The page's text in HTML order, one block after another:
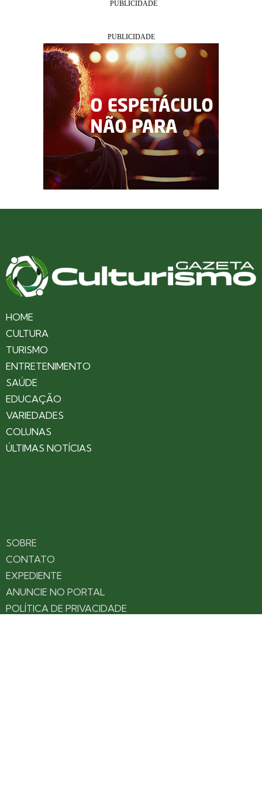
HOME
CULTURA
TURISMO
ENTRETENIMENTO
SAÚDE
EDUCAÇÃO
VARIEDADES
COLUNAS
ÚLTIMAS NOTÍCIAS
SOBRE
CONTATO
EXPEDIENTE
ANUNCIE NO PORTAL
POLÍTICA DE PRIVACIDADE